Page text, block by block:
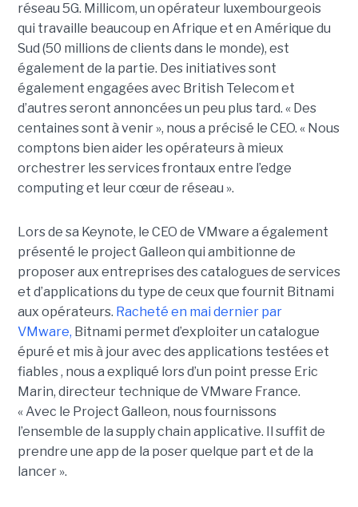
réseau 5G. Millicom, un opérateur luxembourgeois
qui travaille beaucoup en Afrique et en Amérique du
Sud (50 millions de clients dans le monde), est
également de la partie. Des initiatives sont
également engagées avec British Telecom et
d’autres seront annoncées un peu plus tard. « Des
centaines sont à venir », nous a précisé le CEO. « Nous
comptons bien aider les opérateurs à mieux
orchestrer les services frontaux entre l’edge
computing et leur cœur de réseau ».
Lors de sa Keynote, le CEO de VMware a également
présenté le project Galleon qui ambitionne de
proposer aux entreprises des catalogues de services
et d’applications du type de ceux que fournit Bitnami
aux opérateurs. Racheté en mai dernier par
VMware, Bitnami permet d’exploiter un catalogue
épuré et mis à jour avec des applications testées et
fiables , nous a expliqué lors d’un point presse Eric
Marin, directeur technique de VMware France.
« Avec le Project Galleon, nous fournissons
l’ensemble de la supply chain applicative. Il suffit de
prendre une app de la poser quelque part et de la
lancer ».